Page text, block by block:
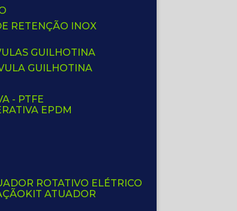
RETENÇÃO INOX
GUILHOTINA
GUILHOTINA
- PTFE
EPDM
ROTATIVO ELÉTRICO
KIT ATUADOR